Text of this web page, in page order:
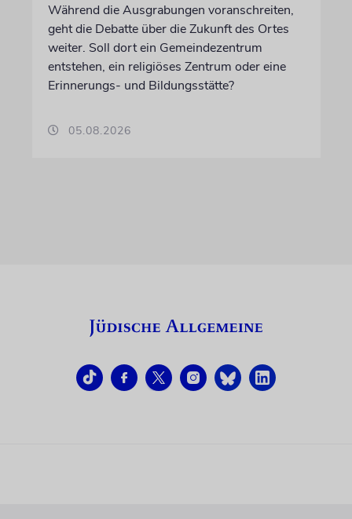
Während die Ausgrabungen voranschreiten,
geht die Debatte über die Zukunft des Ortes
weiter. Soll dort ein Gemeindezentrum
entstehen, ein religiöses Zentrum oder eine
Erinnerungs- und Bildungsstätte?
05.08.2026